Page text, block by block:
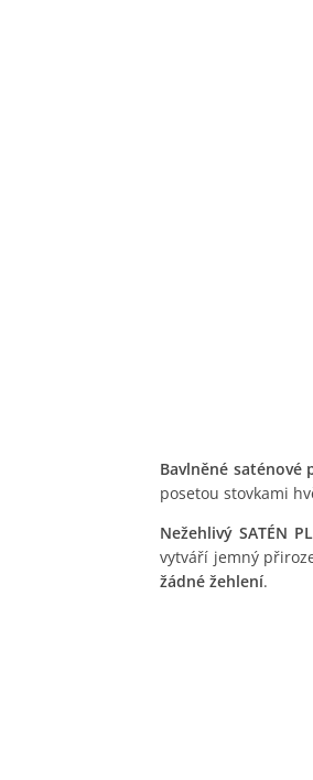
Bavlněné saténové
posetou stovkami
Nežehlivý SATÉN
vytváří jemný
žádné žehlení.